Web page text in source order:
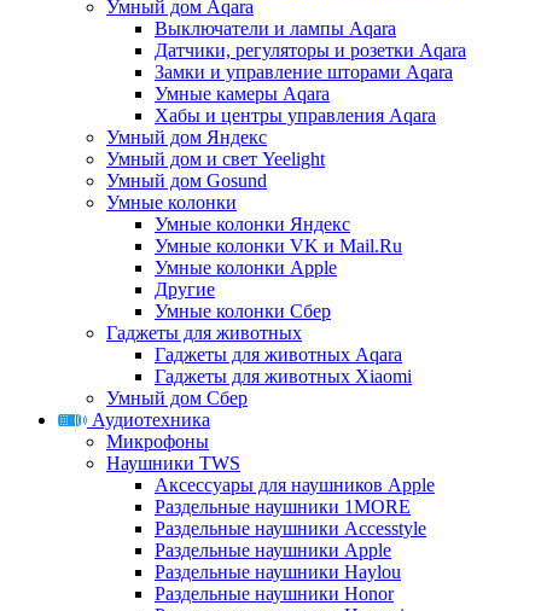
Умный дом Aqara
Выключатели и лампы Aqara
Датчики, регуляторы и розетки Aqara
Замки и управление шторами Aqara
Умные камеры Aqara
Хабы и центры управления Aqara
Умный дом Яндекс
Умный дом и свет Yeelight
Умный дом Gosund
Умные колонки
Умные колонки Яндекс
Умные колонки VK и Mail.Ru
Умные колонки Apple
Другие
Умные колонки Сбер
Гаджеты для животных
Гаджеты для животных Aqara
Гаджеты для животных Xiaomi
Умный дом Сбер
Аудиотехника
Микрофоны
Наушники TWS
Аксессуары для наушников Apple
Раздельные наушники 1MORE
Раздельные наушники Accesstyle
Раздельные наушники Apple
Раздельные наушники Haylou
Раздельные наушники Honor